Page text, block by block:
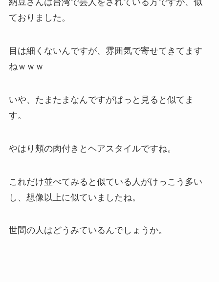
納豆さんは台湾で芸人をされている方ですが、似
ておりました。
目は細くないんですが、雰囲気で寄せてきてます
ねｗｗｗ
いや、たまたまなんですがぱっと見ると似てま
す。
やはり頬の肉付きとヘアスタイルですね。
これだけ並べてみると似ている人がけっこう多い
し、想像以上に似ていましたね。
世間の人はどうみているんでしょうか。